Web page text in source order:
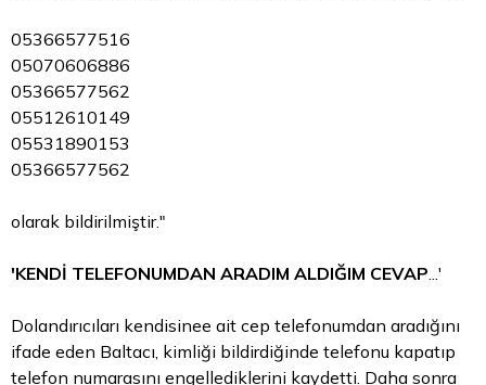
05366577516
05070606886
05366577562
05512610149
05531890153
05366577562
olarak bildirilmiştir."
'KENDİ TELEFONUMDAN ARADIM ALDIĞIM CEVAP...'
Dolandırıcıları kendisinee ait cep telefonumdan aradığını
ifade eden Baltacı, kimliği bildirdiğinde telefonu kapatıp
telefon numarasını engellediklerini kaydetti. Daha sonra